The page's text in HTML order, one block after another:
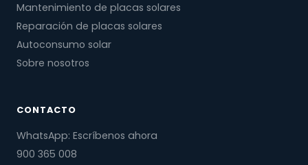
Mantenimiento de placas solares
Reparación de placas solares
Autoconsumo solar
Sobre nosotros
CONTACTO
WhatsApp: Escríbenos ahora
900 365 008